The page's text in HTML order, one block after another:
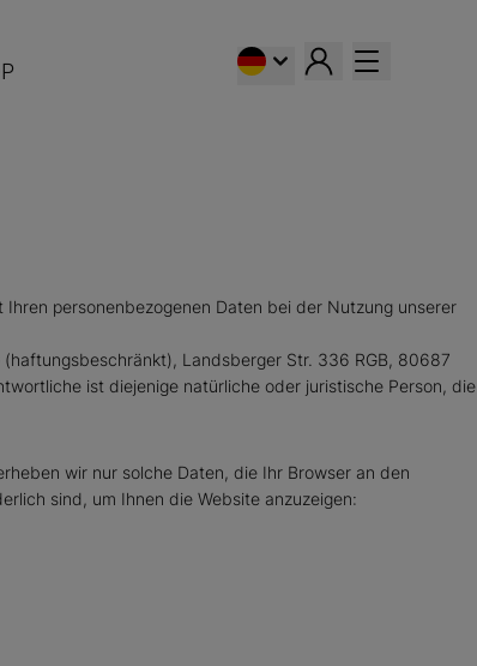
personenbezogenen Daten bei der Nutzung unserer
Landsberger Str. 336 RGB, 80687
ist diejenige natürliche oder juristische Person, die
wir nur solche Daten, die Ihr Browser an den
sind, um Ihnen die Website anzuzeigen: